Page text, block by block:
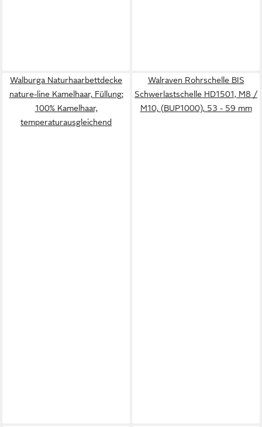
Walburga Naturhaarbettdecke
nature-line Kamelhaar, Füllung:
100% Kamelhaar,
temperaturausgleichend
Walraven Rohrschelle BIS
Schwerlastschelle HD1501, M8 /
M10, (BUP1000), 53 - 59 mm